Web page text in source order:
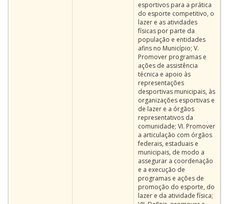
esportivos para a prática
do esporte competitivo, o
lazer e as atividades
físicas por parte da
população e entidades
afins no Município; V.
Promover programas e
ações de assistência
técnica e apoio às
representações
desportivas municipais, às
organizações esportivas e
de lazer e a órgãos
representativos da
comunidade; VI. Promover
a articulação com órgãos
federais, estaduais e
municipais, de modo a
assegurar a coordenação
e a execução de
programas e ações de
promoção do esporte, do
lazer e da atividade física;